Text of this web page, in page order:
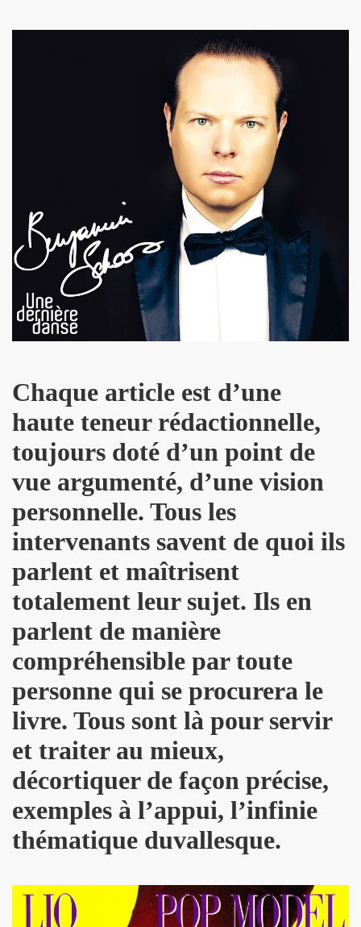
Chaque article est d’une
haute teneur rédactionnelle,
toujours doté d’un point de
vue argumenté, d’une vision
personnelle. Tous les
intervenants savent de quoi ils
parlent et maîtrisent
totalement leur sujet. Ils en
parlent de manière
compréhensible par toute
personne qui se procurera le
livre. Tous sont là pour servir
et traiter au mieux,
décortiquer de façon précise,
exemples à l’appui, l’infinie
thématique duvallesque.
DRONES ("The Tangible Effect Of Love") le 28 mars
du Palace" (2014) : chronique de l'album.
le 18 decembre 2013 a LA BOULE NOIRE (Paris) :
2013 au TRIANON (Paris) : compte rendu.
FOLLLIES" (decembre 2013).
PASCAUD dans "TELERAMA" (8 au 14 janvier 2014).
MATIN" (20 decembre 2013).
(mercredi 18 decembre 2013).
T. MUGLER dans "TETU" (decembre 2013).
VS CHINA GIRL" le 3 octobre 2013 aux TROIS
CHRISTOPHE MAE au PALAIS DES SPORTS 2013
(juillet 2013).
dans "PARIS MONTMARTRE" (ete 2013).
au TRIANON (avec MICK JONES) et le 12 juillet 2013
le 7 juin 2005 a L'OLYMPIA : compte rendu.
au THEATRE DU PETIT SAINT MARTIN (Paris) :
DU SINGE") le 28 juin 2013 au PALAIS DES
TOUR" de JOHNNY HALLYDAY le 16 juin 2013 a
CHIC" par JEAN ERIC PERRIN ("ROCK AND FOLK",
de MARIE FRANCE par CHRISTIAN LEBRUN dans
jouent l'album "39 DE FIEVRE" le 18 mai 2013 au
jouent l'album "39 DE FIEVRE" a SOS RECORDING a
FEMME le 14 mai 2013 a la FNAC FORUM des
de DICK RIVERS : au CASINO DE PARIS 2011, à